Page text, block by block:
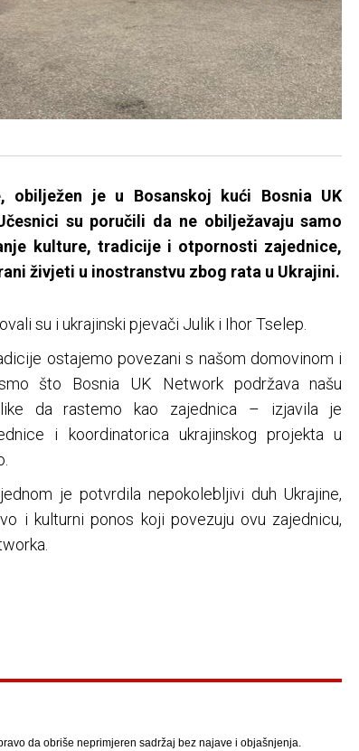
obilježen je u Bosanskoj kući Bosnia UK
su poručili da ne obilježavaju samo
kulture, tradicije i otpornosti zajednice,
živjeti u inostranstvu zbog rata u Ukrajini.
su i ukrajinski pjevači Julik i Ihor Tselep.
ostajemo povezani s našom domovinom i
što Bosnia UK Network podržava našu
da rastemo kao zajednica – izjavila je
i koordinatorica ukrajinskog projekta u
je potvrdila nepokolebljivi duh Ukrajine,
i kulturni ponos koji povezuju ovu zajednicu,
da obriše neprimjeren sadržaj bez najave i objašnjenja.